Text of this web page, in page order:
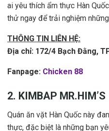
ai yêu thích ẩm thực Hàn
thử ngay để trải nghiệm
THÔNG TIN LIÊN HỆ:
Địa chỉ: 172/4 Bạch Đằng,
Fanpage: Chicken 88
2. KIMBAP MR.HIM’S
Quán ăn vặt Hàn Quốc này
thực, đặc biệt là những bạn